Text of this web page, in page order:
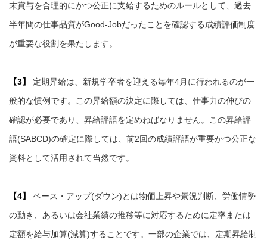
末賞与を合理的にかつ公正に支給するためのルールとして、過去
半年間の仕事品質がGood-Jobだったことを確認する成績評価制度
が重要な役割を果たします。
【3】
定期昇給は、新規学卒者を迎える毎年4月に行われるのが一
般的な慣例です。この昇給額の決定に際しては、仕事力の伸びの
確認が必要であり、昇給評語を定めねばなりません。この昇給評
語(SABCD)の確定に際しては、前2回の成績評語が重要かつ公正な
資料として活用されて当然です。
【4】
ベース・アップ(ダウン)とは物価上昇や景況判断、労働情勢
の動き、あるいは会社業績の推移等に対応するために定率または
定額を給与加算(減算)することです。一部の企業では、定期昇給制